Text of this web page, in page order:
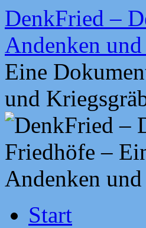
Zum
Inhalt
springen
DenkFried –
Andenken
Eine
und
Start